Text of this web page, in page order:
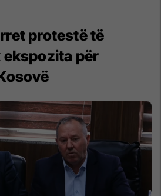
protestë të
ekspozita për